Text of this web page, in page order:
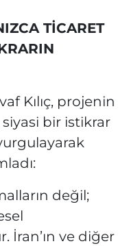
TİCARET
Kılıç, projenin
bir istikrar
değil;
İran’ın ve diğer